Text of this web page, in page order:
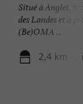
Situé à Anglet,
des Landes et à
(Be)OMA ...
2,4 km -